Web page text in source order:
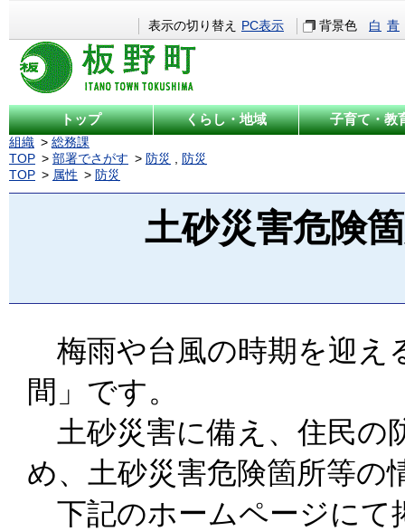
表示の切り替え PC表示 背景色 白 青
トップ くらし・地域 子育て・教
組織
総務課
TOP
部署でさがす 防災 , 防災
TOP
属性 防災
土砂災害危険
梅雨や台風の時期を迎え
間」です。
土砂災害に備え、住民の
め、土砂災害危険箇所等の
下記のホームページにて